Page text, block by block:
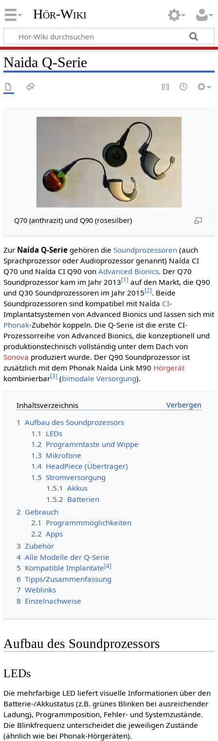
Hör-Wiki
Naida Q-Serie
Q70 (anthrazit) und Q90 (rosesilber)
Zur Naída Q-Seriegehören die Soundprozessoren(auch
Sprachprozessor oder Audioprozessor genannt) Naída CI
Q70 und Naída CI Q90 von Advanced Bionics. Der Q70
Soundprozessor kam im Jahr 2013[1 ] auf den Markt, die Q90
und Q30 Soundprozessoren im Jahr 2015[2]. Beide
Soundprozessoren sind kompatibel mit Naída CI-
Implantatsystemen von Advanced Bionics und lassen sich mit
Phonak-Zubehör koppeln. Die Q-Serie ist die erste CI-
Prozessorreihe von Advanced Bionics, die konzeptionell und
produktionstechnisch vollständig unter dem Dach von
Sonova produziert wurde. Der Q90 Soundprozessor ist
zusätzlich mit dem Phonak Naída Link M90 Hörgerät
kombinierbar[3] (bimodale Versorgung).
Inhaltsverzeichnis
1 Aufbau des Soundprozessors
1.1 LEDs
1.2 Programmtaste und Wippe
1.3 Mikrofone
1.4 HeadPiece (Überträger)
1.5 Stromversorgung
1.5.1 Akkus
1.5.2 Batterien
2 Gebrauch
2.1 Programmmöglichkeiten
2.2 Apps
3 Zubehör
4 Alle Modelle der Q-Serie
5 Kompatible Implantate[4]
6 Tipps/Zusammenfassung
7 Weblinks
8 Einzelnachweise
Aufbau des Soundprozessors
LEDs
Die mehrfarbige LED liefert visuelle Informationen über den
Batterie-/Akkustatus (z.B. grünes Blinken bei ausreichender
Ladung), Programmposition, Fehler- und Systemzustände.
Die Blinkfrequenz unterscheidet die jeweiligen Zustände
(ähnlich wie bei Phonak-Hörgeräten).